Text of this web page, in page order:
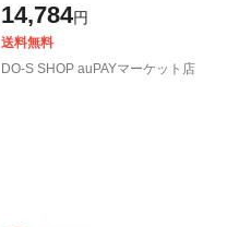
14,784円
送料無料
DO-S SHOP auPAYマーケット店